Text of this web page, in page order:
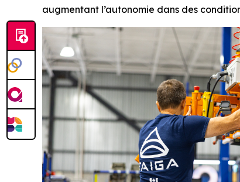
augmentant l’autonomie dans des